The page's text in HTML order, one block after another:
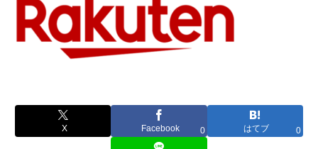
X Facebook 0 はてブ 0